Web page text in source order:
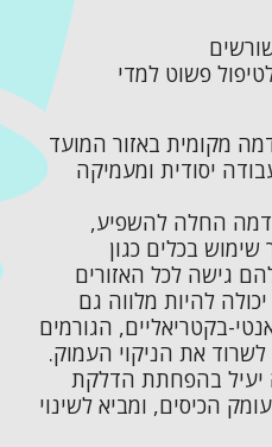
פשוט למדי
מקומית באזור המועד
יסודית ומעמיקה
החלה להשפיע,
בכלים כגון
גישה לכל האזורים
להיות מלווה גם
בקטריאליים, הגורמים
את הניקוי העמוק.
יעיל בהפחתת הדלקת
הכיסים, ומביא לשינוי